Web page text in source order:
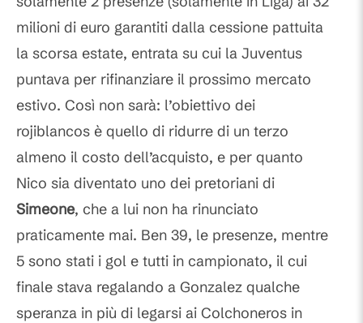
milioni di euro garantiti dalla cessione pattuita
la scorsa estate, entrata su cui la Juventus
puntava per rifinanziare il prossimo mercato
estivo. Così non sarà: l’obiettivo dei
rojiblancos è quello di ridurre di un terzo
almeno il costo dell’acquisto, e per quanto
Nico sia diventato uno dei pretoriani di
Simeone, che a lui non ha rinunciato
praticamente mai. Ben 39, le presenze, mentre
5 sono stati i gol e tutti in campionato, il cui
finale stava regalando a Gonzalez qualche
speranza in più di legarsi ai Colchoneros in